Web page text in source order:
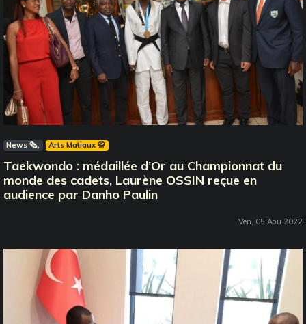
News 🗞️ Arts Matiaux 🥋
Taekwondo : médaillée d’Or au Championnat du
monde des cadets, Laurène OSSIN reçue en
audience par Danho Paulin
Ven, 05 Aou 2022